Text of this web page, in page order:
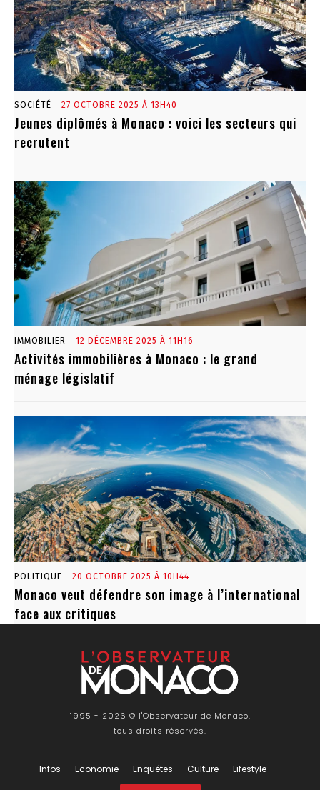
SOCIÉTÉ 27 OCTOBRE 2025 À 13H40
Jeunes diplômés à Monaco : voici les secteurs qui
recrutent
IMMOBILIER 12 DÉCEMBRE 2025 À 11H16
Activités immobilières à Monaco : le grand
ménage législatif
POLITIQUE 20 OCTOBRE 2025 À 10H44
Monaco veut défendre son image à l’international
face aux critiques
1995 - 2026 © l'Observateur de Monaco,
tous droits réservés.
Infos Economie Enquêtes Culture Lifestyle